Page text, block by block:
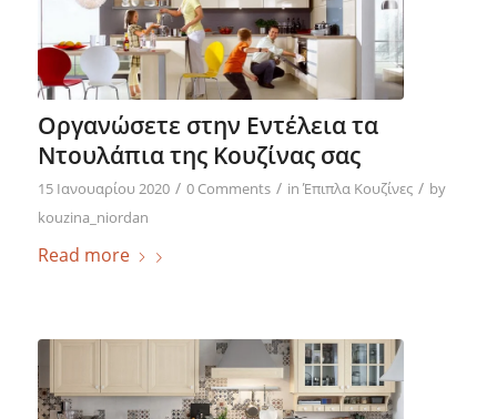
Οργανώσετε στην Εντέλεια τα
Ντουλάπια της Κουζίνας σας
15 Ιανουαρίου 2020 / 0 Comments / in Έπιπλα Κουζίνες / by
kouzina_niordan
Read more